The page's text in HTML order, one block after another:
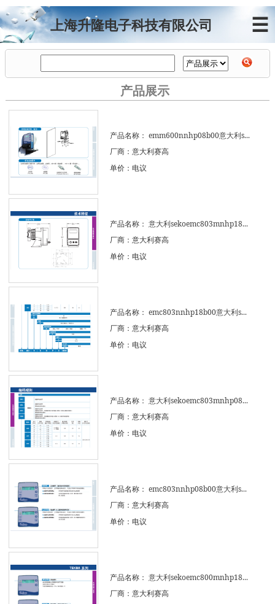
上海升隆电子科技有限公司 ☰
产品展示
产品名称： emm600nnhp08b00意大利s...
厂商：意大利赛高
单价：电议
产品名称： 意大利sekoemc803mnhp18...
厂商：意大利赛高
单价：电议
产品名称： emc803nnhp18b00意大利s...
厂商：意大利赛高
单价：电议
产品名称： 意大利sekoemc803mnhp08...
厂商：意大利赛高
单价：电议
产品名称： emc803nnhp08b00意大利s...
厂商：意大利赛高
单价：电议
产品名称： 意大利sekoemc800mnhp18...
厂商：意大利赛高